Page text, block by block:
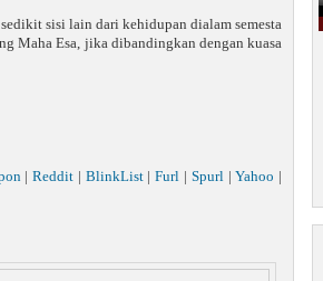
sisi lain dari kehidupan dialam semesta
Maha Esa, jika dibandingkan dengan kuasa
|Reddit BlinkList|Furl Spurl|Yahoo